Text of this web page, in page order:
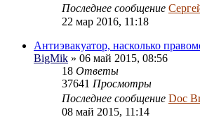
Последнее сообщение
22 мар 2016, 11:18
Антиэвакуатор, насколько
BigMik » 06 май 2015, 08:56
18 Ответы
37641 Просмотры
Последнее сообщение Doc
08 май 2015, 11:14